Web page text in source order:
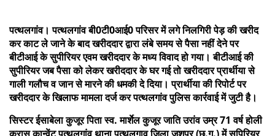
पत्थलगांव। पत्थलगांव बी0टी0आई0 परिसर में लगे निलगिरी पेड़ की खरीद
कर काट ले जाने के बाद खरीददार द्वारा लंबे समय से पैसा नहीं देने पर
बीटीआई के सुपीरियर एवम खरीददार के मध्य विवाद हो गया। बीटीआई की
सुपीरियर जब पैसा को लेकर खरीददार के घर गई तो खरीददार प्रार्थीया से
गाली गलौच व जान से मारने की धमकी दे दिया। प्रार्थीया की रिपोर्ट पर
खरीददार के खिलाफ मामला दर्ज कर पत्थलगांव पुलिस कार्रवाई में जुटी है।
सिस्टर ईसाबेला कुजूर पिता स्व. मार्शेल कुजूर जाति उरांव उम्र 71 वर्ष होली